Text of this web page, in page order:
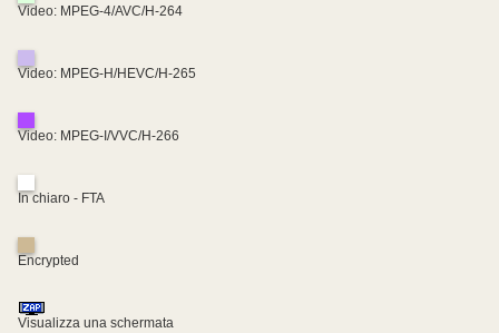
Video: MPEG-4/AVC/H-264
Video: MPEG-H/HEVC/H-265
Video: MPEG-I/VVC/H-266
In chiaro - FTA
Encrypted
Visualizza una schermata